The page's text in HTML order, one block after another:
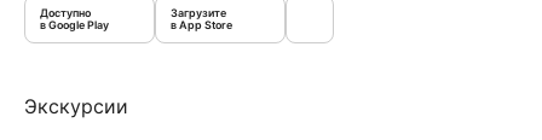
Доступно
в Google Play
Загрузите
в App Store
Экскурсии